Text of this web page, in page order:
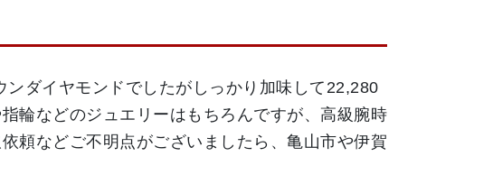
ダイヤモンドでしたがしっかり加味して22,280
輪などのジュエリーはもちろんですが、高級腕時
頼などご不明点がございましたら、亀山市や伊賀